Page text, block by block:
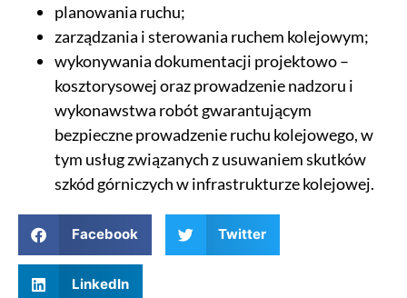
planowania ruchu;
zarządzania i sterowania ruchem kolejowym;
wykonywania dokumentacji projektowo –
kosztorysowej oraz prowadzenie nadzoru i
wykonawstwa robót gwarantującym
bezpieczne prowadzenie ruchu kolejowego, w
tym usług związanych z usuwaniem skutków
szkód górniczych w infrastrukturze kolejowej.
Facebook Twitter
LinkedIn